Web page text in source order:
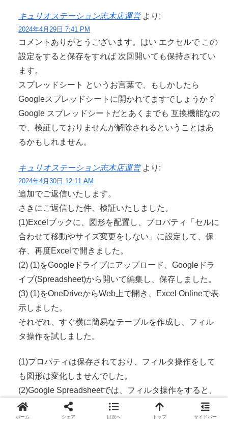
キュリオステーション志木店運営 より:
2024年4月29日 7:41 PM
コメントありがとうございます。はい エクセルで この
設定をすると保存をすれば 次回開いても保持されてい
ます。
スプレッドシート というお言葉で、もしかしたら
Googleスプレッドシートに開かれてますでしょうか？
Google スプレッドシートだとあくまでも 互換機能なの
で、検証しておりませんが解除されるということはあ
るかもしれません。
キュリオステーション志木店運営 より:
2024年4月30日 12:11 AM
追加でご返信いたします。
さきにご返信した件、検証いたしました。
(1)Excelブックに、図形を配置し、プロパティ「セルに
合わせて移動やサイズ変更をしない」に設定して、保
存、再度Excelで開きました。
(2) (1)をGoogleドライブにアップロード、Googleドラ
イブ(Spreadsheet)から開いて編集し、保存しました。
(3) (1)をOneDriveからWeb上で開き、Excel Onlineで表
示しました。
それぞれ、すぐ横に簡易なテーブルを作成し、フィル
タ操作を試しました。
(1)プロパティは保存されており、フィルタ操作をして
も図形は変化しませんでした。
(2)Google Spreadsheetでは、フィルタ操作をすると、
図形は移動しました。再度ダウンロードしてExcelで開
いたところ「セルに合わせて移動するがサイズ変更し
ホーム シェア 目次へ トップ サイドバー